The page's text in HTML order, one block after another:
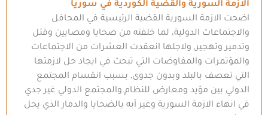
الازمة السورية والقضية الكوردية في سوريا
اضحت الازمة السورية القضية الرئيسية في المحافل
والاجتماعات الدولية، لما خلفته من ضحايا ومصابين وقتل
وتدمير وتهجير, ولاجلها انعقدت العشرات من الاجتماعات
والمؤتمرات والمفاوضات التي تبحث في ايجاد حل لازمتها
التي تعصف بالبلد وبدون جدوى, بسبب انقسام المجتمع
الدولي بين مؤيد ومعارض للنظام.والمجتمع الدولي غير جدي
في انهاء الازمة السورية وغير آبه بالضحايا والدمار الذي يحل